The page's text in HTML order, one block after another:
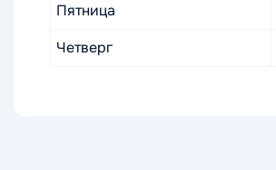
Пятница
Четверг